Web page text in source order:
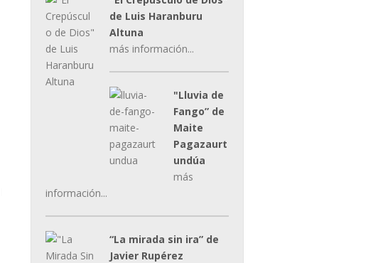
de Luis Haranburu
Altuna
más información...
"Lluvia de
Fango” de
Maite
Pagazaurt
undúa
más
información...
“La mirada sin ira” de
Javier Rupérez